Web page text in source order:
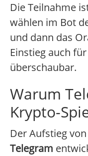
Die Teilnahme
wählen im Bot
und dann das
Einstieg auch
überschaubar.
Warum
Krypto-
Der Aufstieg
Telegram